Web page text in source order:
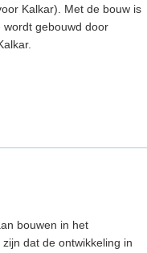
Kalkar). Met de bouw is
gebouwd door
bouwen in het
dat de ontwikkeling in